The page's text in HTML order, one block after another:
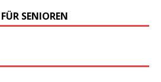
SENIOREN